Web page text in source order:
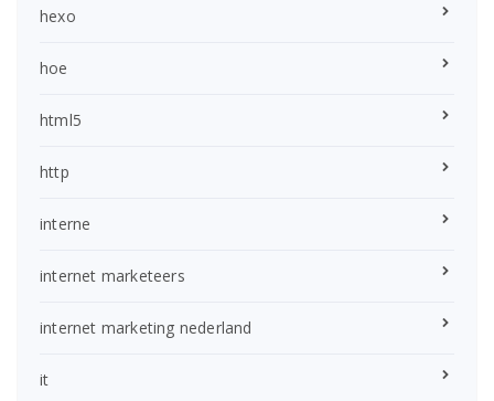
hexo
hoe
html5
http
interne
internet marketeers
internet marketing nederland
it